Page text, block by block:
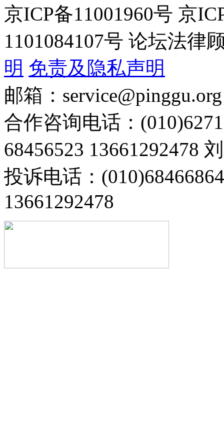
京ICP备11001960号 京
1101084107号 论坛法律
明 免责及隐私声明
邮箱：service@pinggu.org
合作咨询电话：
68456523 13661292478
投诉电话：
13661292478